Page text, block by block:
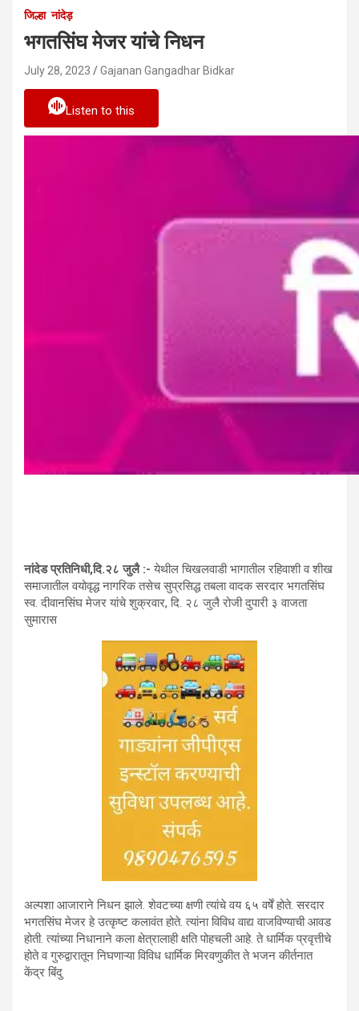
जिल्हा नांदेड़
भगतसिंघ मेजर यांचे निधन
July 28, 2023 Gajanan Gangadhar Bidkar
Listen to this
नांदेड प्रतिनिधी,दि.२८ जुलै :- येथील चिखलवाडी भागातील रहिवाशी व शीख
समाजातील वयोवृद्ध नागरिक तसेच सुप्रसिद्ध तबला वादक सरदार भगतसिंघ
स्व. दीवानसिंघ मेजर यांचे शुक्रवार, दि. २८ जुलै रोजी दुपारी ३ वाजता
सुमारास
अल्पशा आजाराने निधन झाले. शेवटच्या क्षणी त्यांचे वय ६५ वर्षें होते. सरदार
भगतसिंघ मेजर हे उत्कृष्ट कलावंत होते. त्यांना विविध वाद्य वाजविण्याची आवड
होती. त्यांच्या निधानाने कला क्षेत्रालाही क्षति पोहचली आहे. ते धार्मिक प्रवृत्तीचे
होते व गुरुद्वारातून निघणाऱ्या विविध धार्मिक मिरवणुकीत ते भजन कीर्तनात
केंद्र बिंदु